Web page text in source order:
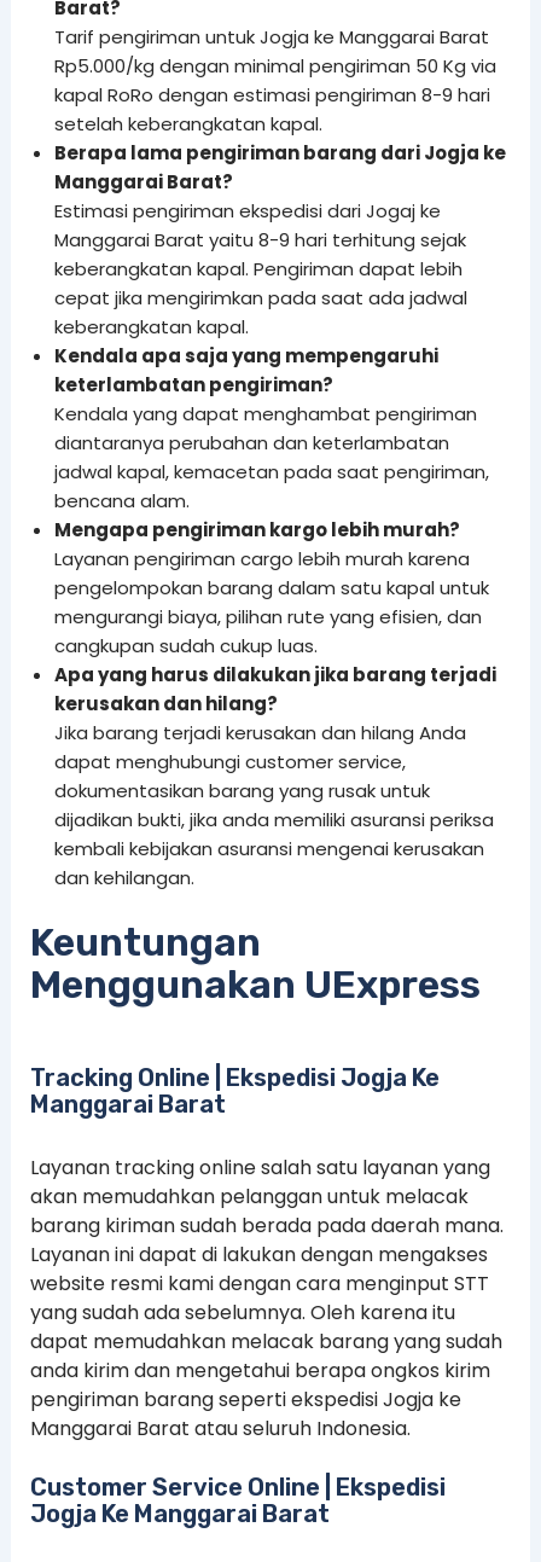
Barat?
Tarif pengiriman untuk Jogja ke Manggarai Barat
Rp5.000/kg dengan minimal pengiriman 50 Kg via
kapal RoRo dengan estimasi pengiriman 8-9 hari
setelah keberangkatan kapal.
Berapa lama pengiriman barang dari Jogja ke
Manggarai Barat?
Estimasi pengiriman ekspedisi dari Jogaj ke
Manggarai Barat yaitu 8-9 hari terhitung sejak
keberangkatan kapal. Pengiriman dapat lebih
cepat jika mengirimkan pada saat ada jadwal
keberangkatan kapal.
Kendala apa saja yang mempengaruhi
keterlambatan pengiriman?
Kendala yang dapat menghambat pengiriman
diantaranya perubahan dan keterlambatan
jadwal kapal, kemacetan pada saat pengiriman,
bencana alam.
Mengapa pengiriman kargo lebih murah?
Layanan pengiriman cargo lebih murah karena
pengelompokan barang dalam satu kapal untuk
mengurangi biaya, pilihan rute yang efisien, dan
cangkupan sudah cukup luas.
Apa yang harus dilakukan jika barang terjadi
kerusakan dan hilang?
Jika barang terjadi kerusakan dan hilang Anda
dapat menghubungi customer service,
dokumentasikan barang yang rusak untuk
dijadikan bukti, jika anda memiliki asuransi periksa
kembali kebijakan asuransi mengenai kerusakan
dan kehilangan.
Keuntungan
Menggunakan UExpress
Tracking Online | Ekspedisi Jogja Ke
Manggarai Barat
Layanan tracking online salah satu layanan yang
akan memudahkan pelanggan untuk melacak
barang kiriman sudah berada pada daerah mana.
Layanan ini dapat di lakukan dengan mengakses
website resmi kami dengan cara menginput STT
yang sudah ada sebelumnya. Oleh karena itu
dapat memudahkan melacak barang yang sudah
anda kirim dan mengetahui berapa ongkos kirim
pengiriman barang seperti ekspedisi Jogja ke
Manggarai Barat atau seluruh Indonesia.
Customer Service Online | Ekspedisi
Jogja Ke Manggarai Barat